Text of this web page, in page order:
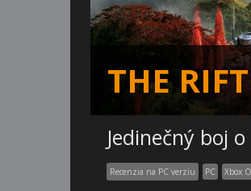
THE
Jedinečný boj
Recenzia na PC verziu PC Xbox